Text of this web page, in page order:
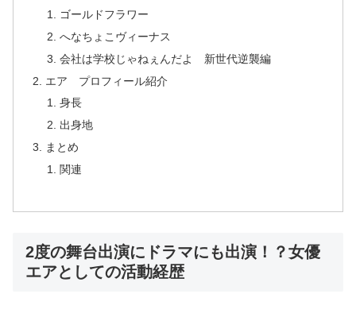
ゴールドフラワー
へなちょこヴィーナス
会社は学校じゃねぇんだよ 新世代逆襲編
エア プロフィール紹介
身長
出身地
まとめ
関連
2度の舞台出演にドラマにも出演！？女優
エアとしての活動経歴